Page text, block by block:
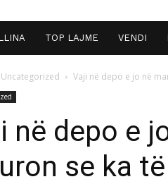
TOP LAJME VENDI
Uncategorized Vaji në depo e jo në
në depo e
se ka